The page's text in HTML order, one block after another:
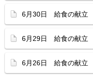
6月30日 給食の献立
6月29日 給食の献立
6月26日 給食の献立